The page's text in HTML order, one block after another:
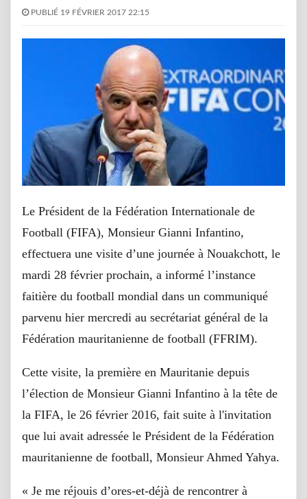
PUBLIÉ 19 FÉVRIER 2017 22:15
Le Président de la Fédération Internationale de
Football (FIFA), Monsieur Gianni Infantino,
effectuera une visite d’une journée à Nouakchott, le
mardi 28 février prochain, a informé l’instance
faitière du football mondial dans un communiqué
parvenu hier mercredi au secrétariat général de la
Fédération mauritanienne de football (FFRIM).
Cette visite, la première en Mauritanie depuis
l’élection de Monsieur Gianni Infantino à la tête de
la FIFA, le 26 février 2016, fait suite à l'invitation
que lui avait adressée le Président de la Fédération
mauritanienne de football, Monsieur Ahmed Yahya.
« Je me réjouis d’ores-et-déjà de rencontrer à